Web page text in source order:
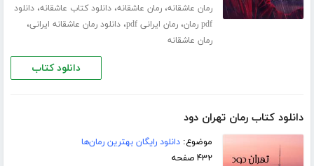
رمان عاشقانه،رمان عاشقانه،دانلود کتاب عاشقانه،دانلود
pdf رمان
،رمان ایرانی pdf ،دانلود رمان عاشقانه ایرانی،
رمان عاشقانه
دانلود کتاب
دانلود کتاب رمان تهران دود
موضوع:دانلود رایگان بهترین رمان‌ها
۴۳۲ صفحه